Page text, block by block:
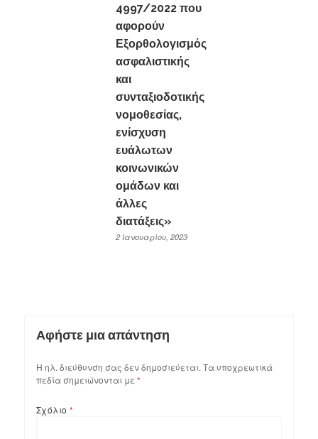
4997/2022 που
αφορούν
Εξορθολογισμός
ασφαλιστικής
και
συνταξιοδοτικής
νομοθεσίας,
ενίσχυση
ευάλωτων
κοινωνικών
ομάδων και
άλλες
διατάξεις»
2 Ιανουαρίου, 2023
Αφήστε μια απάντηση
Η ηλ. διεύθυνση σας δεν δημοσιεύεται. Τα υποχρεωτικά
πεδία σημειώνονται με *
Σχόλιο *